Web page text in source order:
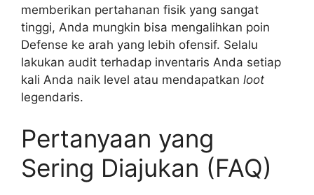
memberikan pertahanan fisik yang sangat
tinggi, Anda mungkin bisa mengalihkan poin
Defense ke arah yang lebih ofensif. Selalu
lakukan audit terhadap inventaris Anda setiap
kali Anda naik level atau mendapatkan loot
legendaris.
Pertanyaan yang
Sering Diajukan (FAQ)